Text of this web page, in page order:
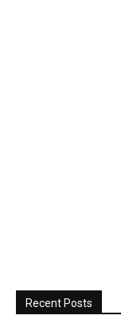
Recent Posts